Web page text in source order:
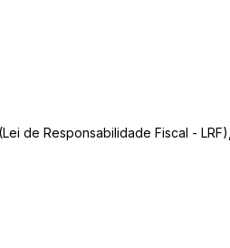
de Responsabilidade Fiscal -